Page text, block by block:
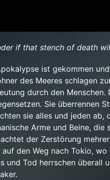
if that stench of death
ist gekommen
des Meeres schlagen
durch den
Sie überrennen
sie alles und jeden ab,
Arme und Beine,
der Zerstörung
auf den Weg nach Tokio,
und Tod herrschen überall